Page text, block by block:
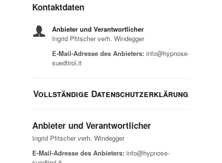
Kontaktdaten
Anbieter und Verantwortlicher
Ingrid Pfitscher verh. Windegger
E-Mail-Adresse des Anbieters: info@hypnose-
suedtirol.it
Vollständige Datenschutzerklärung
Anbieter und Verantwortlicher
Ingrid Pfitscher verh. Windegger
E-Mail-Adresse des Anbieters: info@hypnose-